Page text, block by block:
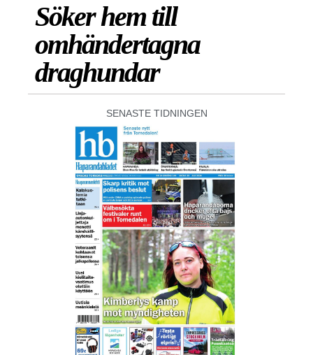
Söker hem till
omhändertagna
draghundar
SENASTE TIDNINGEN